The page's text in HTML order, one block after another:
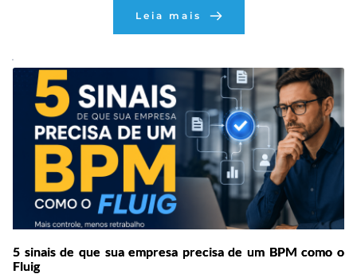
parecia algo complexo e restrito a grandes
em suas entregas. Pensando nisso, preparamos um
encontro especial […]
Leia mais
5 sinais de que sua empresa precisa de um BPM como o
Fluig